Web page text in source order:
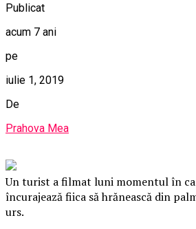
Publicat
acum 7 ani
pe
iulie 1, 2019
De
Prahova Mea
Un turist a filmat luni momentul în
încurajează fiica să hrănească din
urs.